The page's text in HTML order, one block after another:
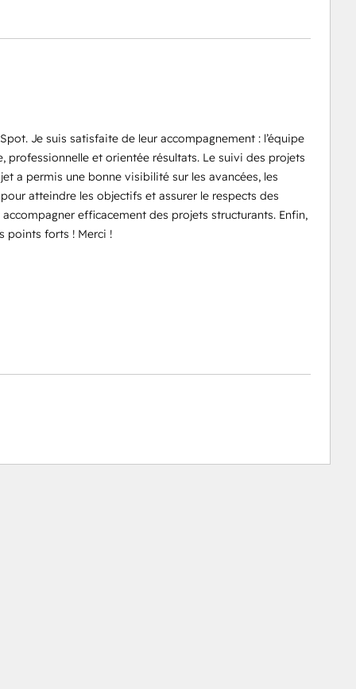
Je suis satisfaite de leur accompagnement : l’équipe
et orientée résultats. Le suivi des projets
a permis une bonne visibilité sur les avancées, les
atteindre les objectifs et assurer le respects des
efficacement des projets structurants. Enfin,
points forts ! Merci !